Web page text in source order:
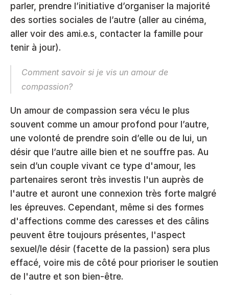
parler, prendre l’initiative d’organiser la majorité
des sorties sociales de l’autre (aller au cinéma,
aller voir des ami.e.s, contacter la famille pour
tenir à jour).
Comment savoir si je vis un amour de
compassion?
Un amour de compassion sera vécu le plus
souvent comme un amour profond pour l’autre,
une volonté de prendre soin d’elle ou de lui, un
désir que l’autre aille bien et ne souffre pas. Au
sein d’un couple vivant ce type d'amour, les
partenaires seront très investis l'un auprès de
l'autre et auront une connexion très forte malgré
les épreuves. Cependant, même si des formes
d'affections comme des caresses et des câlins
peuvent être toujours présentes, l'aspect
sexuel/le désir (facette de la passion) sera plus
effacé, voire mis de côté pour prioriser le soutien
de l'autre et son bien-être.